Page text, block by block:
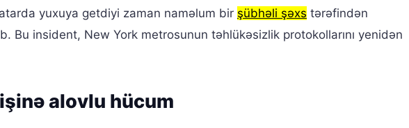
yuxuya getdiyi zaman naməlum bir şübhəli şəxs tərəfindən
Bu insident, New York metrosunun təhlükəsizlik protokollarını yenidən
alovlu hücum